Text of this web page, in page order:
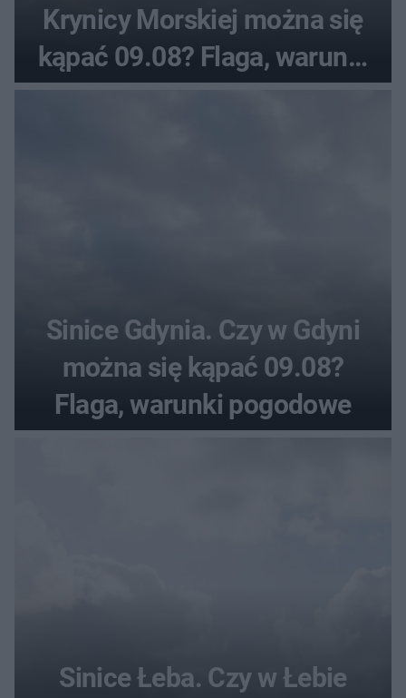
Krynicy Morskiej można się
kąpać 09.08? Flaga, warunki
Sinice Gdynia. Czy w Gdyni
można się kąpać 09.08?
Flaga, warunki pogodowe
Sinice Łeba. Czy w Łebie